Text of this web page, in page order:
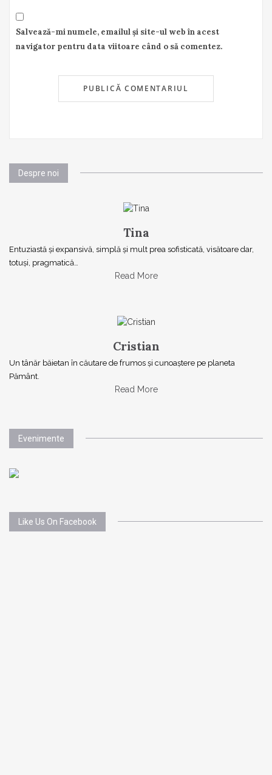
Salvează-mi numele, emailul și site-ul web în acest
navigator pentru data viitoare când o să comentez.
Despre noi
Tina
Entuziastă şi expansivă, simplă şi mult prea sofisticată, visătoare dar,
totuşi, pragmatică…
Read More
Cristian
Un tânăr băietan în căutare de frumos și cunoaștere pe planeta
Pământ.
Read More
Evenimente
Like Us On Facebook